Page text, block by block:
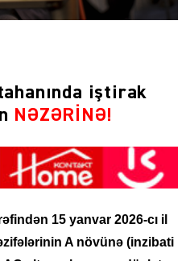
iştirak
NƏZƏRİNƏ!
15 yanvar 2026-cı il
A növünə (inzibati